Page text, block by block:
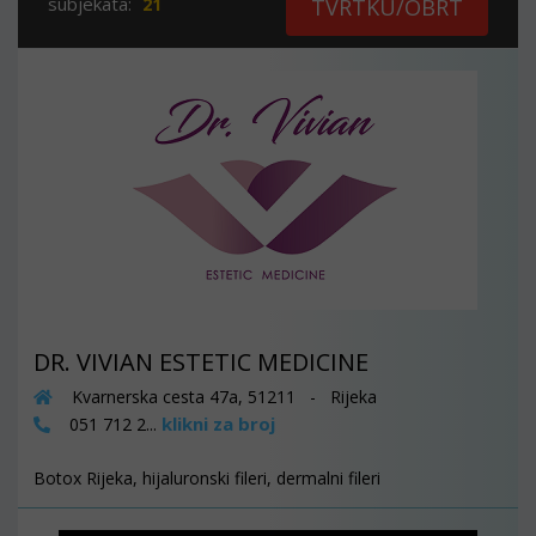
TVRTKU/OBRT
DR. VIVIAN ESTETIC MEDICINE
Kvarnerska cesta 47a, 51211 - Rijeka
051 712 2... klikni za broj
Botox Rijeka, hijaluronski fileri, dermalni fileri